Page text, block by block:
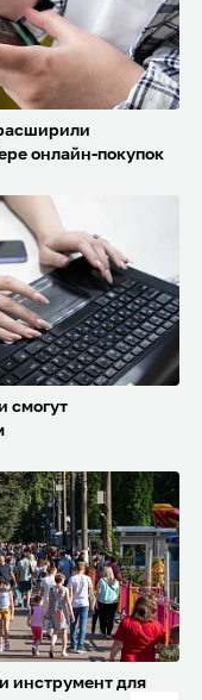
онлайн-покупок
смогут
инструмент для